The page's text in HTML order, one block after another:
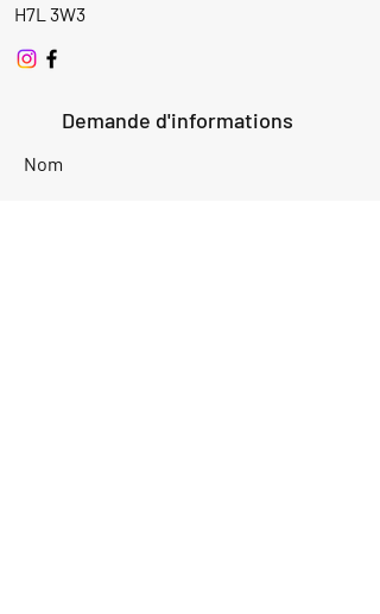
H7L 3W3
Demande d'informations
Nom